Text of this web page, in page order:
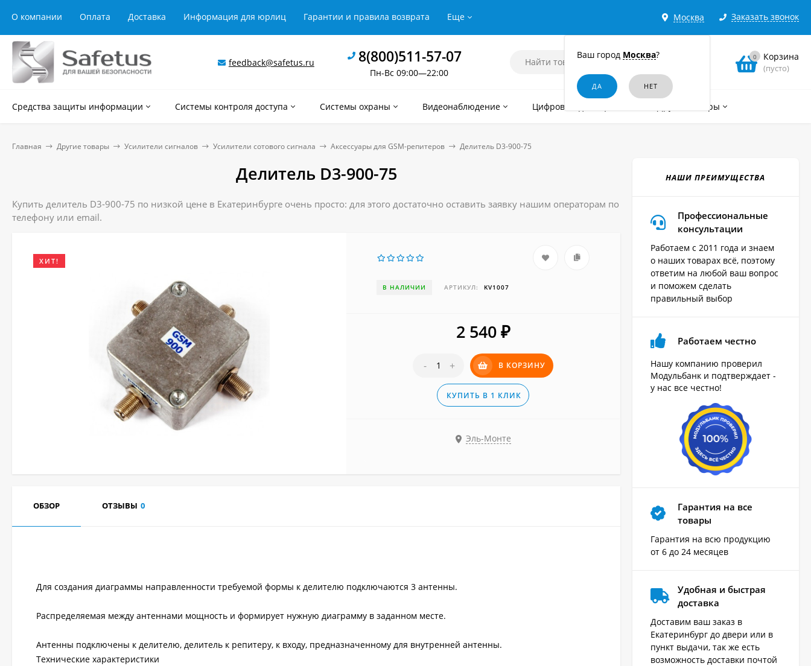
Москва
Ваш город Москва?
Заказать звонок
О компании Оплата Доставка Информация для юрлиц Гарантии и правила возврата Еще
feedback@safetus.ru 8(800)511-57-07
Пн-Вс 09:00—22:00
0 Корзина
(пусто)
Средства защиты информации Системы контроля доступа Системы охраны Видеонаблюдение Цифровые диктофоны Другие товары
Главная Другие товары Усилители сигналов Усилители сотового сигнала Аксессуары для GSM-репитеров Делитель D3-900-75
Делитель D3-900-75
Купить делитель D3-900-75 по низкой цене в Екатеринбурге очень просто: для этого достаточно оставить заявку нашим операторам по
телефону или email.
ХИТ!
В НАЛИЧИИ АРТИКУЛ: KV1007
2 540 ₽
- + В КОРЗИНУ
КУПИТЬ В 1 КЛИК
Эль-Монте
ОБЗОР ОТЗЫВЫ 0
Для создания диаграммы направленности требуемой формы к делителю подключаются 3 антенны.
Распределяемая между антеннами мощность и формирует нужную диаграмму в заданном месте.
Антенны подключены к делителю, делитель к репитеру, к входу, предназначенному для внутренней антенны.
Технические характеристики
НАШИ ПРЕИМУЩЕСТВА
Профессиональные
консультации
Работаем с 2011 года и знаем
о наших товарах всё, поэтому
ответим на любой ваш вопрос
и поможем сделать
правильный выбор
Работаем честно
Нашу компанию проверил
Модульбанк и подтверждает -
у нас все честно!
Гарантия на все
товары
Гарантия на всю продукцию
от 6 до 24 месяцев
Удобная и быстрая
доставка
Доставим ваш заказ в
Екатеринбург до двери или в
пункт выдачи, так же есть
возможность доставки почтой